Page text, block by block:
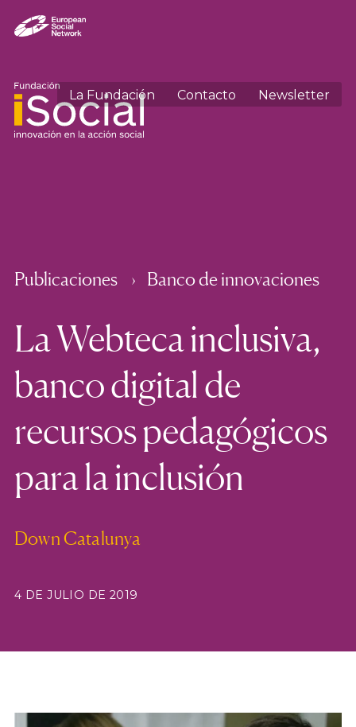
La Fundación Contacto Newsletter
Publicaciones Banco de innovaciones
La Webteca inclusiva,
banco digital de
recursos pedagógicos
para la inclusión
Down Catalunya
4 DE JULIO DE 2019